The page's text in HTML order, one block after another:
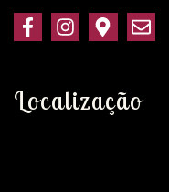
Localização